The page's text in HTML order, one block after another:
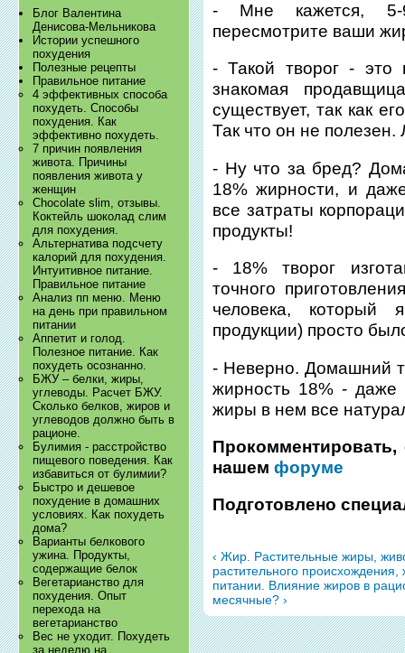
Блог Валентина
Денисова-Мельникова
Истории успешного
похудения
Полезные рецепты
Правильное питание
4 эффективных способа
похудеть. Способы
похудения. Как
эффективно похудеть.
7 причин появления
живота. Причины
появления живота у
женщин
Chocolate slim, отзывы.
Коктейль шоколад слим
для похудения.
Альтернатива подсчету
калорий для похудения.
Интуитивное питание.
Правильное питание
Анализ пп меню. Меню
на день при правильном
питании
Аппетит и голод.
Полезное питание. Как
похудеть осознанно.
БЖУ – белки, жиры,
углеводы. Расчет БЖУ.
Сколько белков, жиров и
углеводов должно быть в
рационе.
Булимия - расстройство
пищевого поведения. Как
избавиться от булимии?
Быстро и дешевое
похудение в домашних
условиях. Как похудеть
дома?
Варианты белкового
ужина. Продукты,
содержащие белок
Вегетарианство для
похудения. Опыт
перехода на
вегетарианство
Вес не уходит. Похудеть
за неделю на
- Мне кажется, 5-
пересмотрите ваши
- Такой творог - это
знакомая
существует, так как
Так что он не полезен.
- Ну что за бред?
18% жирности, и
все затраты
продукты!
- 18% творог
точного
человека, который
продукции) просто
- Неверно. Домашний
жирность 18% - даже
жиры в нем все
нашемфоруме
Подготовлено
‹ Жир. Растительные жиры,
растительного
питании. Влияние жиров в
месячные? ›